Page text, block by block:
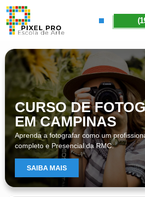
CURSO DE
EM CAMPINAS
Aprenda a fotografar como um
completo e Presencial da RMC.
SAIBA MAIS